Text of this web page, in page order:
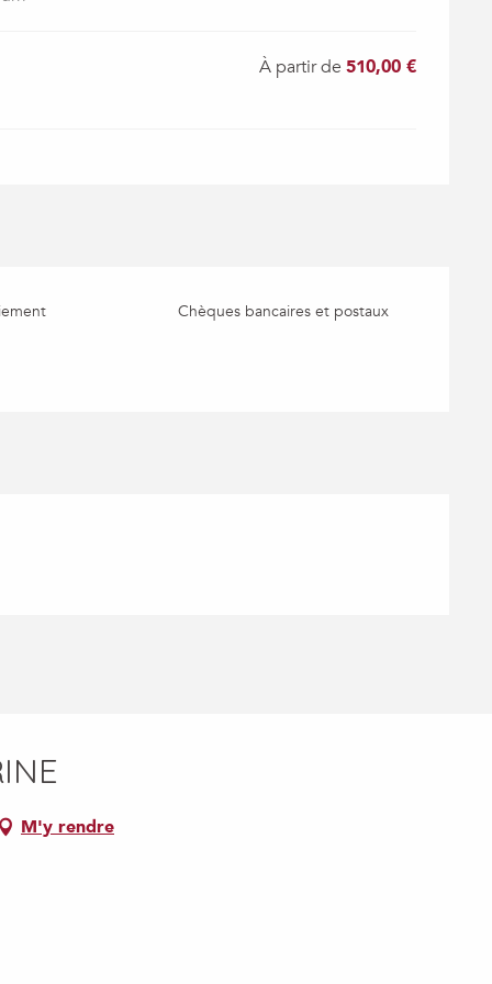
À partir de510,00 €
Chèques bancaires et postaux
M'y rendre